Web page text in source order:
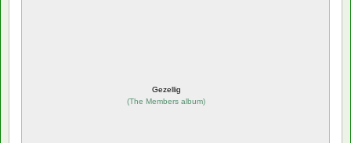
Gezellig
(The Members album)